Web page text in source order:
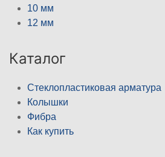
10 мм
12 мм
Каталог
Стеклопластиковая арматура
Колышки
Фибра
Как купить